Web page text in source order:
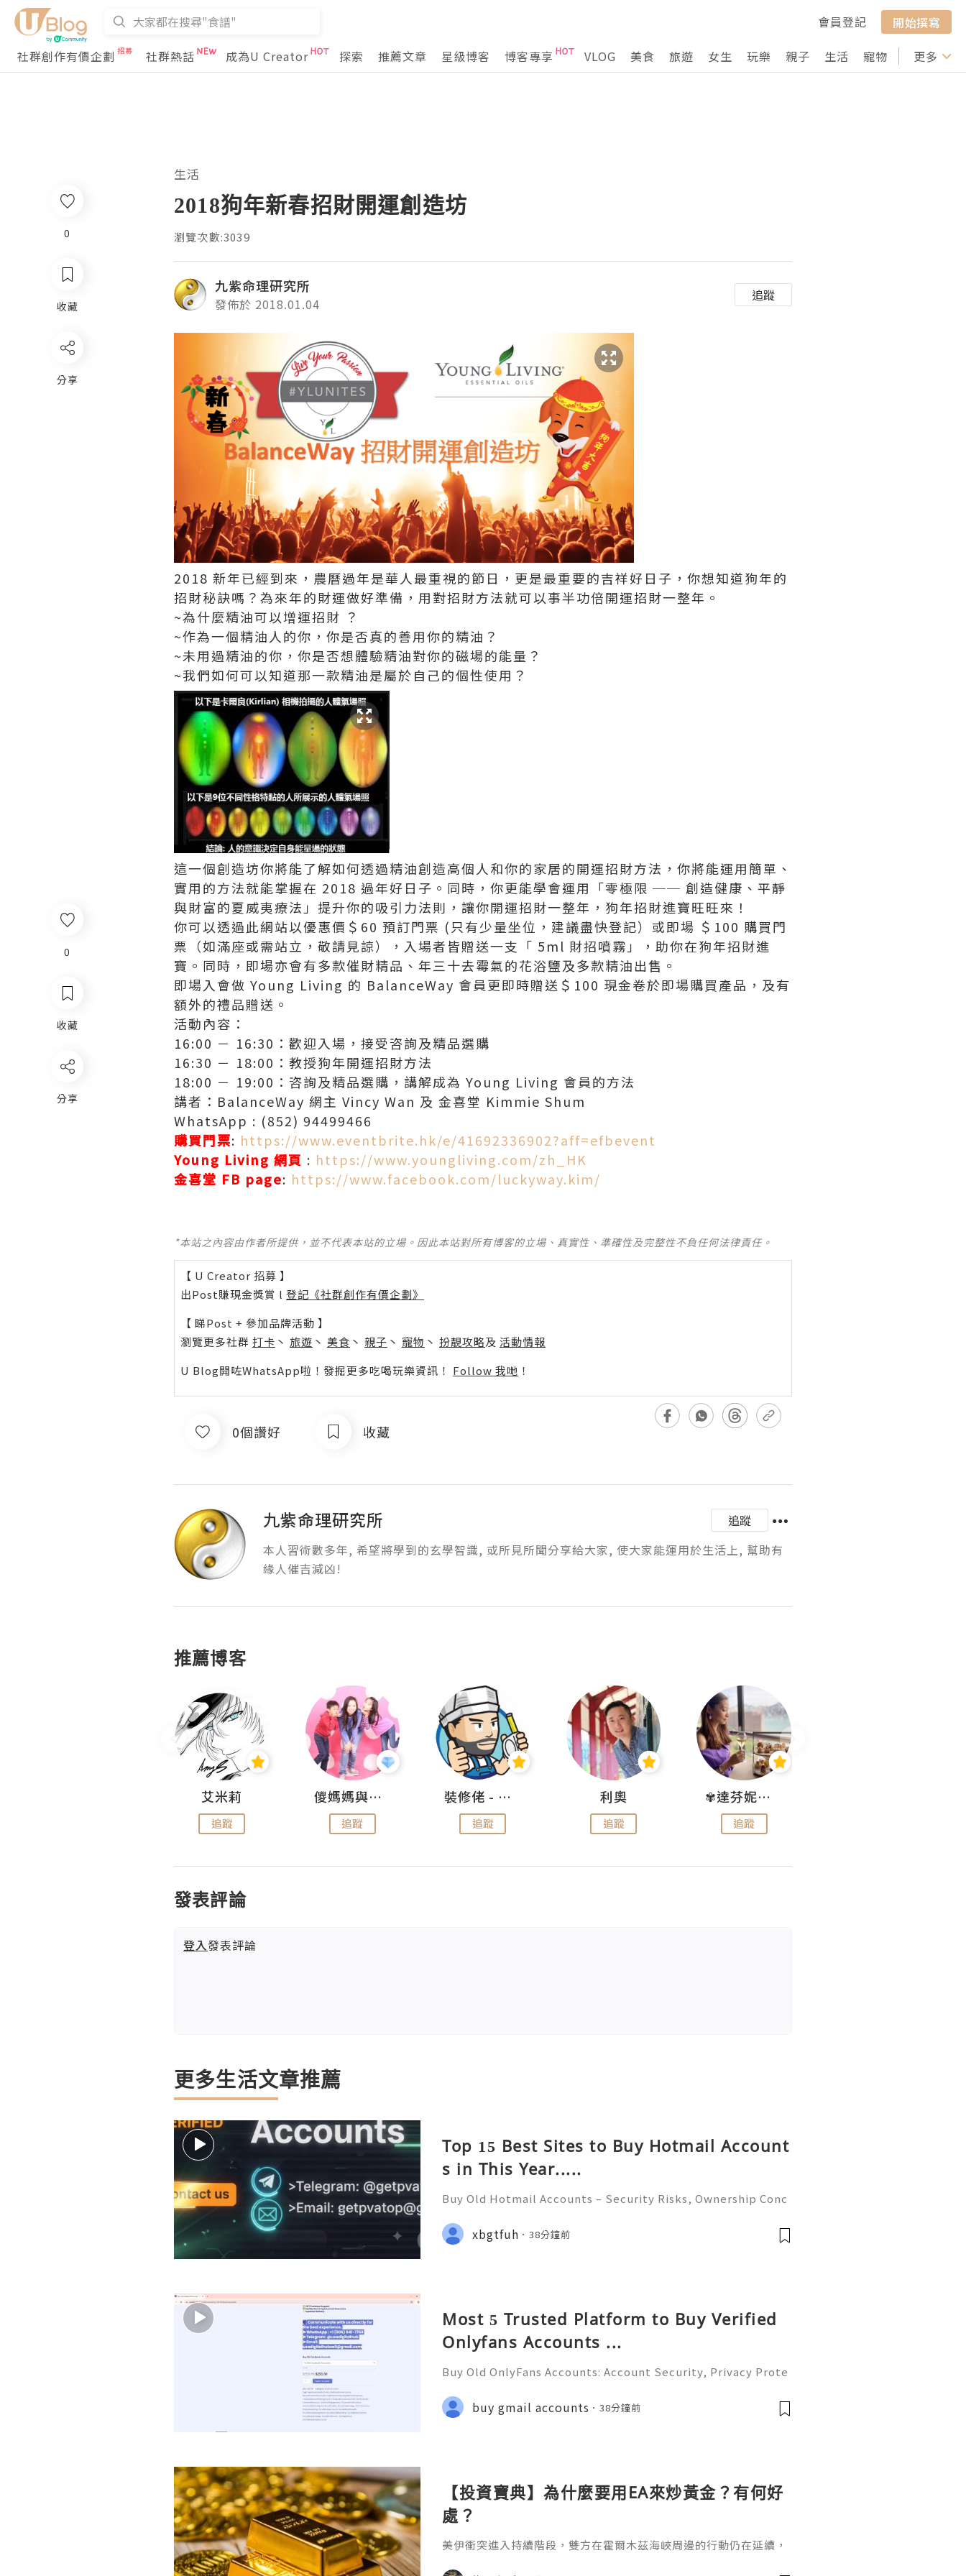
會員登記
開始撰寫
社群創作有價企劃
社群熱話 成為U Creator 探索 推薦文章 星級博客 博客專享 VLOG 美食 旅遊 女生 玩樂 親子 生活 寵物 行山 打卡
更多
0
收藏
分享
生活
2018狗年新春招財開運創造坊
瀏覽次數:3039
九紫命理研究所
發佈於 2018.01.04
追蹤
2018 新年已經到來，農曆過年是華人最重視的節日，更是最重要的吉祥好日子，你想知道狗年的
招財秘訣嗎？為來年的財運做好準備，用對招財方法就可以事半功倍開運招財一整年。
~為什麼精油可以增運招財 ？
~作為一個精油人的你，你是否真的善用你的精油？
~未用過精油的你，你是否想體驗精油對你的磁場的能量？
~我們如何可以知道那一款精油是屬於自己的個性使用？
這一個創造坊你將能了解如何透過精油創造高個人和你的家居的開運招財方法，你將能運用簡單、
實用的方法就能掌握在 2018 過年好日子。同時，你更能學會運用「零極限 ── 創造健康、平靜
與財富的夏威夷療法」提升你的吸引力法則，讓你開運招財一整年，狗年招財進寶旺旺來！
你可以透過此網站以優惠價＄60 預訂門票 (只有少量坐位，建議盡快登記）或即場 ＄100 購買門
票（如滿座或需站立，敬請見諒），入場者皆贈送一支「 5ml 財招噴霧」，助你在狗年招財進
寶。同時，即場亦會有多款催財精品、年三十去霉氣的花浴鹽及多款精油出售。
即場入會做 Young Living 的 BalanceWay 會員更即時贈送＄100 現金卷於即場購買產品，及有
額外的禮品贈送。
活動內容：
16:00 － 16:30：歡迎入場，接受咨詢及精品選購
16:30 － 18:00：教授狗年開運招財方法
18:00 － 19:00：咨詢及精品選購，講解成為 Young Living 會員的方法
講者：BalanceWay 網主 Vincy Wan 及 金喜堂 Kimmie Shum
WhatsApp : (852) 94499466
購買門票: https://www.eventbrite.hk/e/41692336902?aff=efbevent
Young Living 網頁 : https://www.youngliving.com/zh_HK
金喜堂 FB page: https://www.facebook.com/luckyway.kim/
*本站之內容由作者所提供，並不代表本站的立場。因此本站對所有博客的立場、真實性、準確性及完整性不負任何法律責任。
【 U Creator 招募 】
出Post賺現金獎賞 l 登記《社群創作有價企劃》
【 睇Post + 參加品牌活動 】
瀏覽更多社群 打卡 丶 旅遊 丶 美食 丶 親子 丶 寵物 丶 扮靚攻略及 活動情報
U Blog開咗WhatsApp啦！發掘更多吃喝玩樂資訊！ Follow 我哋 ！
0個讚好 收藏
九紫命理研究所
追蹤
本人習術數多年, 希望將學到的玄學智識, 或所見所聞分享給大家, 使大家能運用於生活上, 幫助有
緣人催吉減凶!
推薦博客
艾米莉
追蹤
儍媽媽與兩隻小魔怪之家
追蹤
裝修佬 - 香港一站式網上裝修平台
追蹤
利奧
追蹤
✾達芬妮•愛孩子•愛生活✾
追蹤
發表評論
登入發表評論
更多生活文章推薦
Top 15 Best Sites to Buy Hotmail Account
s in This Year.....
Buy Old Hotmail Accounts – Security Risks, Ownership Conc
STANT REPLY GUARANTEED ✨🔥⚡️🌐 ⚡️📱💬🚀 Telegram: @get
pvatop ⚡️📢👤🔔 Telegram Username: @get
xbgtfuh 38分鐘前
Most 5 Trusted Platform to Buy Verified
Onlyfans Accounts ...
Buy Old OnlyFans Accounts: Account Security, Privacy Prote
💎💲💫🌐✨💎Fast & Reliable 24/7 Customer Support 💫💎💲💫
🌐✨💎WhatsApp :+1 (506) 541-7768 💫💎💲💫🌐✨💎Te
buy gmail accounts 38分鐘前
【投資寶典】為什麼要用EA來炒黃金？有何好
處？
美伊衝突進入持續階段，雙方在霍爾木茲海峽周邊的行動仍在延續，
0
收藏
分享